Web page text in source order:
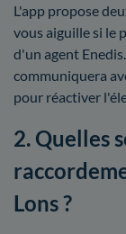
L'app propose
vous aiguille si le
d'un agent
communiquera
pour réactiver
2. Quelles
Lons ?